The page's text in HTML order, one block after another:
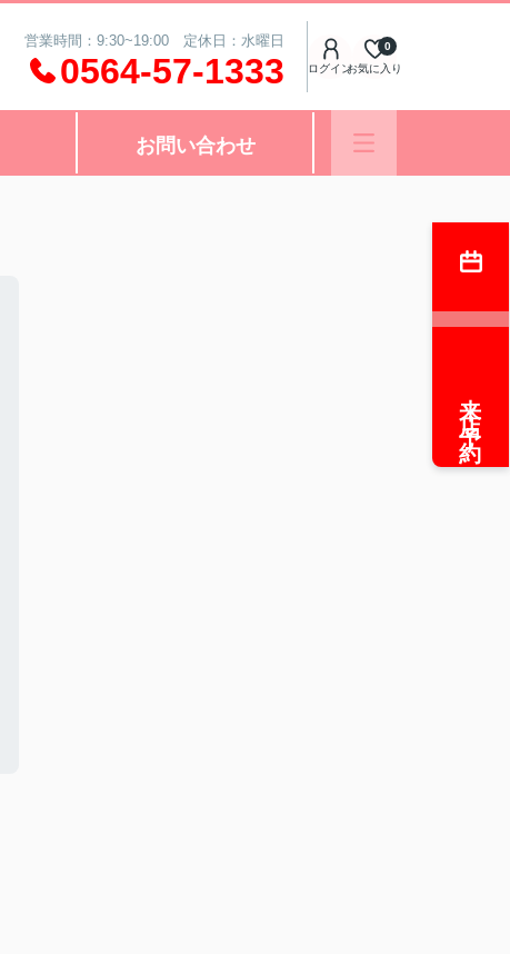
営業時間：9:30~19:00 定休日：水曜日
0564-57-1333 ログインお気に入り
0
お問い合わせ
来店予約